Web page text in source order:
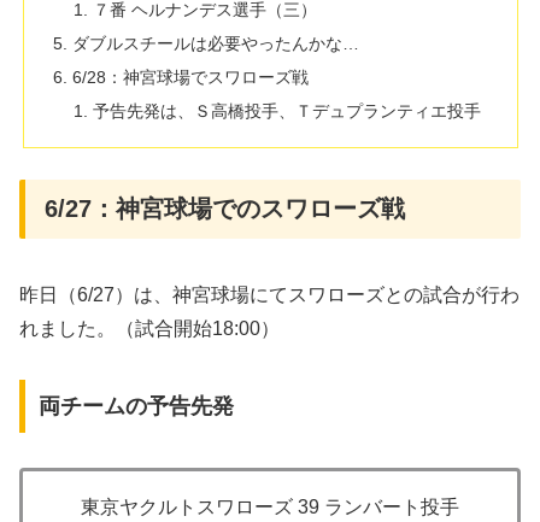
７番 ヘルナンデス選手（三）
ダブルスチールは必要やったんかな…
6/28：神宮球場でスワローズ戦
予告先発は、Ｓ高橋投手、Ｔデュプランティエ投手
6/27：神宮球場でのスワローズ戦
昨日（6/27）は、神宮球場にてスワローズとの試合が行わ
れました。（試合開始18:00）
両チームの予告先発
東京ヤクルトスワローズ 39 ランバート投手